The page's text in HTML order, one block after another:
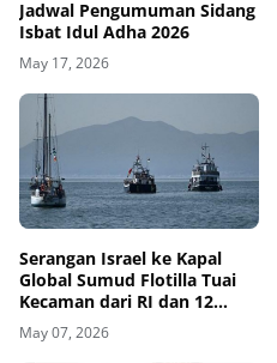
Jadwal Pengumuman Sidang
Isbat Idul Adha 2026
May 17, 2026
Serangan Israel ke Kapal
Global Sumud Flotilla Tuai
Kecaman dari RI dan 12
Negara
May 07, 2026